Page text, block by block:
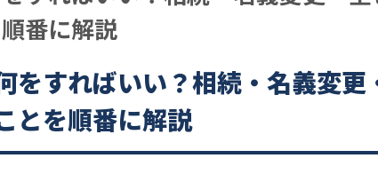
番に解説
をすればいい？相続・名義変更
とを順番に解説